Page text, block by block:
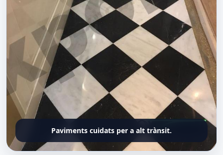
Paviments cuidats per a alt trànsit.